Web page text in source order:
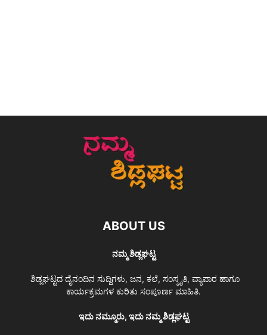
ABOUT US
ನಮ್ಮ ಶಿಡ್ಲಘಟ್ಟ
ಶಿಡ್ಲಘಟ್ಟದ ದೈನಂದಿನ ಸುದ್ದಿಗಳು, ಜನ, ಕಲೆ, ಸಂಸ್ಕೃತಿ, ವ್ಯಾಪಾರ ಹಾಗೂ
ಕಾರ್ಯಕ್ರಮಗಳ ಕುರಿತು ಸಂಪೂರ್ಣ ಮಾಹಿತಿ.
ಇದು ನಮ್ಮೂರು, ಇದು ನಮ್ಮ ಶಿಡ್ಲಘಟ್ಟ